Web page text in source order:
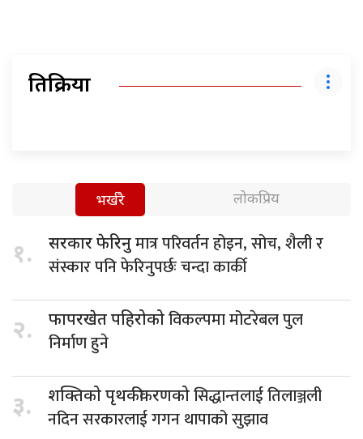
प्रतिक्रिया
भर्खरै लोकप्रिय
१. सरकार फेरिनुमात्र परिवर्तन होइन, सोच, शैली र
संस्कार पनि फेरिनुपर्छः चन्दा कार्की
२. फापरखेत पहिरोकोविकल्पमा मोटरेबल पुल
निर्माण हुने
३. शक्तिको पृथकीकरणकोसिद्धान्तलाई तिलाञ्जली
नदिन सरकारलाई गगन थापाको सुझाव